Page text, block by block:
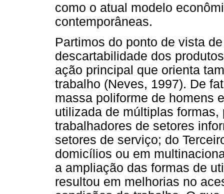
como o atual modelo
contemporâneas.
Partimos do ponto de vista
descartabilidade dos
ação principal que orienta
trabalho (Neves, 1997). De
massa poliforme de homens
utilizada de múltiplas
trabalhadores de setores
setores de serviço; do
domicílios ou em
a ampliação das formas de
resultou em melhorias no